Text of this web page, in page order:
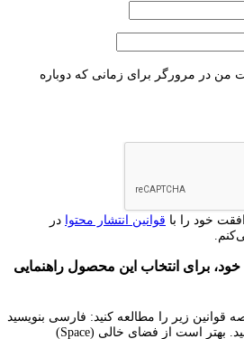
من در مرورگر برای زمانی که دوباره
خود را با قوانین انتشار محتوا در
برای انتخاب این محصول راهنمایی
قوانین زیر را مطالعه کنید: فارسی بنویسید
و از کیبورد فارسی استفاده کنید. بهتر است از فضای خالی (Space)